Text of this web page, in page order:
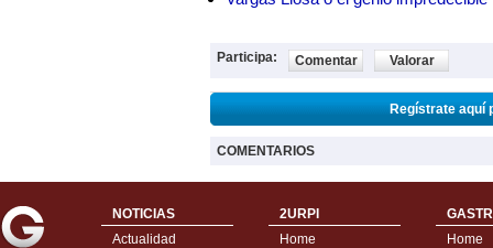
Participa: Comentar Valorar
Regístrate aquí
COMENTARIOS
NOTICIAS
Actualidad
2URPI
Home
Home